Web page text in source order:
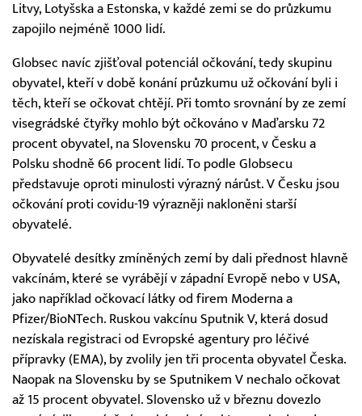
Litvy, Lotyšska a Estonska, v každé zemi se do průzkumu
zapojilo nejméně 1000 lidí.
Globsec navíc zjišťoval potenciál očkování, tedy skupinu
obyvatel, kteří v době konání průzkumu už očkování byli i
těch, kteří se očkovat chtějí. Při tomto srovnání by ze zemí
visegrádské čtyřky mohlo být očkováno v Maďarsku 72
procent obyvatel, na Slovensku 70 procent, v Česku a
Polsku shodně 66 procent lidí. To podle Globsecu
představuje oproti minulosti výrazný nárůst. V Česku jsou
očkování proti covidu-19 výrazněji nakloněni starší
obyvatelé.
Obyvatelé desítky zmíněných zemí by dali přednost hlavně
vakcínám, které se vyrábějí v západní Evropě nebo v USA,
jako například očkovací látky od firem Moderna a
Pfizer/BioNTech. Ruskou vakcínu Sputnik V, která dosud
nezískala registraci od Evropské agentury pro léčivé
přípravky (EMA), by zvolily jen tři procenta obyvatel Česka.
Naopak na Slovensku by se Sputnikem V nechalo očkovat
až 15 procent obyvatel. Slovensko už v březnu dovezlo